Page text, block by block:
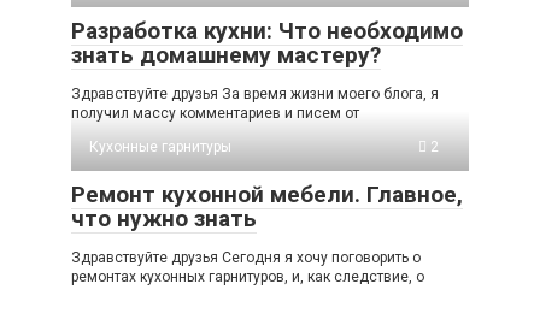
Разработка кухни: Что необходимо
знать домашнему мастеру?
Здравствуйте друзья За время жизни моего блога, я
получил массу комментариев и писем от
Кухонные гарнитуры
2
Ремонт кухонной мебели. Главное,
что нужно знать
Здравствуйте друзья Сегодня я хочу поговорить о
ремонтах кухонных гарнитуров, и, как следствие, о